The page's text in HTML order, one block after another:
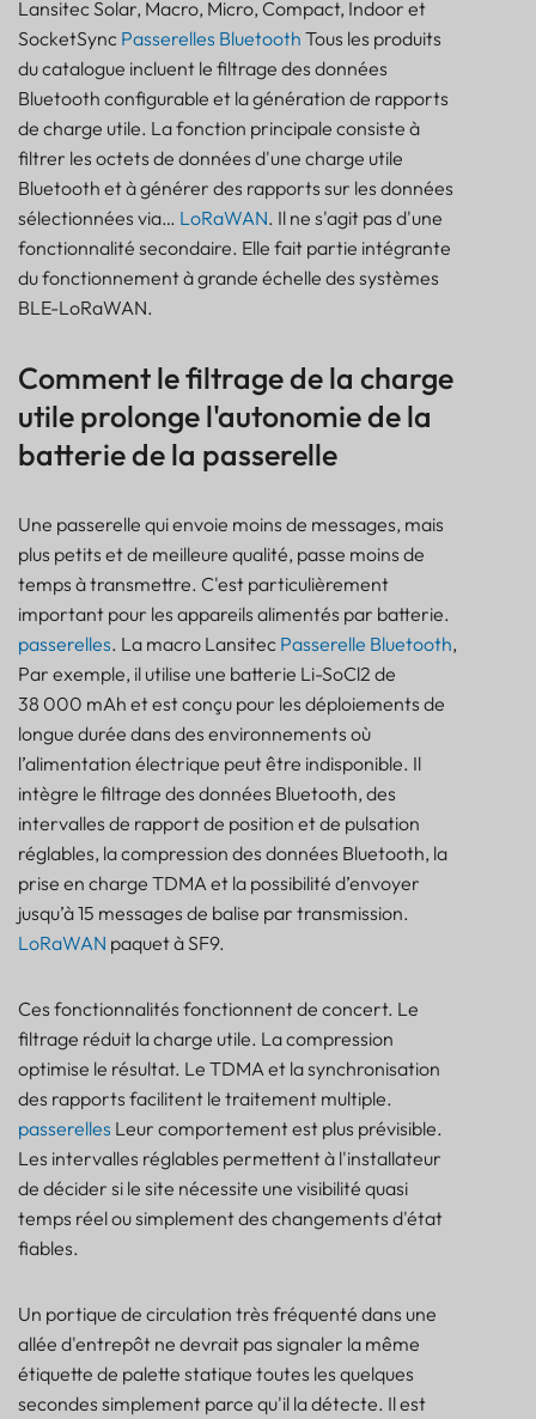
Lansitec Solar, Macro, Micro, Compact, Indoor et
SocketSync Passerelles Bluetooth Tous les produits
du catalogue incluent le filtrage des données
Bluetooth configurable et la génération de rapports
de charge utile. La fonction principale consiste à
filtrer les octets de données d'une charge utile
Bluetooth et à générer des rapports sur les données
sélectionnées via… LoRaWAN. Il ne s'agit pas d'une
fonctionnalité secondaire. Elle fait partie intégrante
du fonctionnement à grande échelle des systèmes
BLE-LoRaWAN.
Comment le filtrage de la charge
utile prolonge l'autonomie de la
batterie de la passerelle
Une passerelle qui envoie moins de messages, mais
plus petits et de meilleure qualité, passe moins de
temps à transmettre. C'est particulièrement
important pour les appareils alimentés par batterie.
passerelles. La macro Lansitec Passerelle Bluetooth,
Par exemple, il utilise une batterie Li-SoCl2 de
38 000 mAh et est conçu pour les déploiements de
longue durée dans des environnements où
l’alimentation électrique peut être indisponible. Il
intègre le filtrage des données Bluetooth, des
intervalles de rapport de position et de pulsation
réglables, la compression des données Bluetooth, la
prise en charge TDMA et la possibilité d’envoyer
jusqu’à 15 messages de balise par transmission.
LoRaWAN paquet à SF9.
Ces fonctionnalités fonctionnent de concert. Le
filtrage réduit la charge utile. La compression
optimise le résultat. Le TDMA et la synchronisation
des rapports facilitent le traitement multiple.
passerelles Leur comportement est plus prévisible.
Les intervalles réglables permettent à l'installateur
de décider si le site nécessite une visibilité quasi
temps réel ou simplement des changements d'état
fiables.
Un portique de circulation très fréquenté dans une
allée d'entrepôt ne devrait pas signaler la même
étiquette de palette statique toutes les quelques
secondes simplement parce qu'il la détecte. Il est